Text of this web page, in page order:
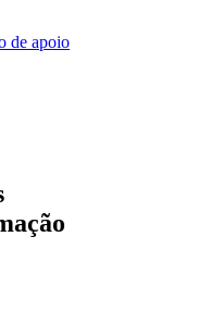
de apoio